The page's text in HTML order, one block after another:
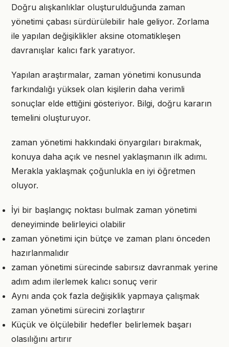
Doğru alışkanlıklar oluşturulduğunda zaman
yönetimi çabası sürdürülebilir hale geliyor. Zorlama
ile yapılan değişiklikler aksine otomatikleşen
davranışlar kalıcı fark yaratıyor.
Yapılan araştırmalar, zaman yönetimi konusunda
farkındalığı yüksek olan kişilerin daha verimli
sonuçlar elde ettiğini gösteriyor. Bilgi, doğru kararın
temelini oluşturuyor.
zaman yönetimi hakkındaki önyargıları bırakmak,
konuya daha açık ve nesnel yaklaşmanın ilk adımı.
Merakla yaklaşmak çoğunlukla en iyi öğretmen
oluyor.
İyi bir başlangıç noktası bulmak zaman yönetimi
deneyiminde belirleyici olabilir
zaman yönetimi için bütçe ve zaman planı önceden
hazırlanmalıdır
zaman yönetimi sürecinde sabırsız davranmak yerine
adım adım ilerlemek kalıcı sonuç verir
Aynı anda çok fazla değişiklik yapmaya çalışmak
zaman yönetimi sürecini zorlaştırır
Küçük ve ölçülebilir hedefler belirlemek başarı
olasılığını artırır